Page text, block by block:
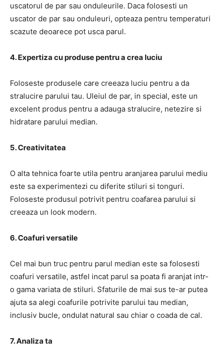
uscatorul de par sau onduleurile. Daca folosesti un
uscator de par sau onduleuri, opteaza pentru temperaturi
scazute deoarece pot usca parul.
4. Expertiza cu produse pentru a crea luciu
Foloseste produsele care creeaza luciu pentru a da
stralucire parului tau. Uleiul de par, in special, este un
excelent produs pentru a adauga stralucire, netezire si
hidratare parului median.
5. Creativitatea
O alta tehnica foarte utila pentru aranjarea parului mediu
este sa experimentezi cu diferite stiluri si tonguri.
Foloseste produsul potrivit pentru coafarea parului si
creeaza un look modern.
6. Coafuri versatile
Cel mai bun truc pentru parul median este sa folosesti
coafuri versatile, astfel incat parul sa poata fi aranjat intr-
o gama variata de stiluri. Sfaturile de mai sus te-ar putea
ajuta sa alegi coafurile potrivite parului tau median,
inclusiv bucle, ondulat natural sau chiar o coada de cal.
7. Analiza ta